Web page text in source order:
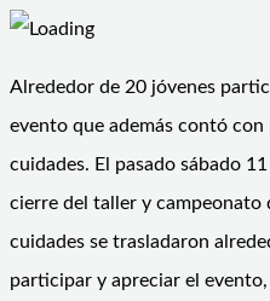
Alrededor de 20 jóvenes
evento que además contó
cuidades. El pasado sábado
cierre del taller y campeonato
cuidades se trasladaron
participar y apreciar el